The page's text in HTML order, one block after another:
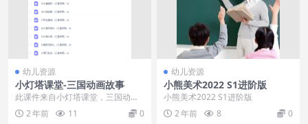
幼儿资源
小灯塔课堂-三国动画故事
此课件来自小灯塔课堂，三国动画
故事。每集视频动画讲诉了《三国
演义》中的一个精彩小...
2 年前 11 0
幼儿资源
小熊美术2022 S1进阶版
小熊美术2022 S1进阶版
2 年前
8 0